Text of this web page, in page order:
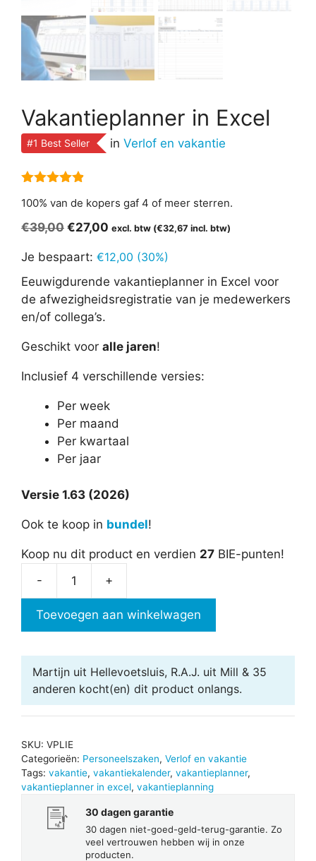
Vakantieplanner in Excel
#1 Best Seller in Verlof en vakantie
100% van de kopers gaf 4 of meer sterren.
€39,00 Oorspronkelijke
was:
€39,00.
€27,00 Huidige
is:
€27,00.
excl. btw (€32,67 incl. btw)
Je bespaart: €12,00 (30%)
Eeuwigdurende vakantieplanner in Excel voor
de afwezigheidsregistratie van je medewerkers
en/of collega’s.
Geschikt voor alle jaren!
Inclusief 4 verschillende versies:
Per week
Per maand
Per kwartaal
Per jaar
Versie 1.63 (2026)
Ook te koop in bundel!
Koop nu dit product en verdien 27 BIE-punten!
-
Excel
+
Toevoegen aan winkelwagen
Martijn uit Hellevoetsluis, R.A.J. uit Mill & 35
anderen kocht(en) dit product onlangs.
SKU: VPLIE
Categorieën: Personeelszaken, Verlof en vakantie
Tags: vakantie, vakantiekalender, vakantieplanner,
vakantieplanner in excel, vakantieplanning
30 dagen garantie
30 dagen niet-goed-geld-terug-garantie. Zo
veel vertrouwen hebben wij in onze
producten.